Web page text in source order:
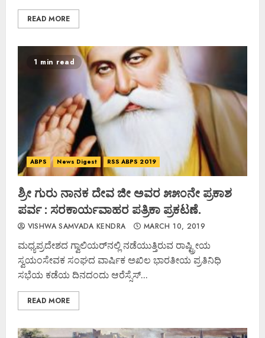
READ MORE
1 min read
ABPS News Digest RSS ABPS 2019
ಶ್ರೀ ಗುರು ನಾನಕ ದೇವ ಜೀ ಅವರ ೫೫೦ನೇ ಪ್ರಕಾಶ
ಪರ್ವ : ಸರಕಾರ್ಯವಾಹರ ಪತ್ರಿಕಾ ಪ್ರಕಟಣೆ.
VISHWA SAMVADA KENDRA MARCH 10, 2019
ಮಧ್ಯಪ್ರದೇಶದ ಗ್ವಾಲಿಯರ್‌ನಲ್ಲಿ ನಡೆಯುತ್ತಿರುವ ರಾಷ್ಟ್ರೀಯ
ಸ್ವಯಂಸೇವಕ ಸಂಘದ ವಾರ್ಷಿಕ ಅಖಿಲ ಭಾರತೀಯ ಪ್ರತಿನಿಧಿ
ಸಭೆಯ ಕಡೆಯ ದಿನದಂದು ಆರೆಸ್ಸೆಸ್...
READ MORE